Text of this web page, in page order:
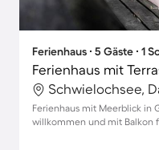
Ferienhaus ∙ 5 Gäste ∙ 1
Ferienhaus mit
Ferienhaus mit Meerblick in
willkommen und mit Balkon